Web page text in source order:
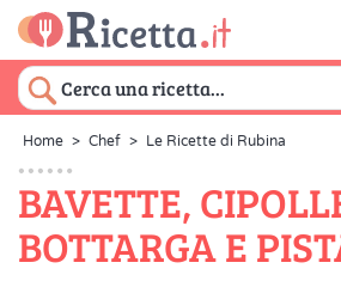
Home > Chef > Le Ricette di Rubina
BAVETTE,
BOTTARGA E